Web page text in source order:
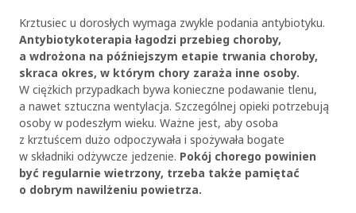
Krztusiec u dorosłych wymaga zwykle podania antybiotyku.
Antybiotykoterapia łagodzi przebieg choroby,
a wdrożona na późniejszym etapie trwania choroby,
skraca okres, w którym chory zaraża inne osoby.
W ciężkich przypadkach bywa konieczne podawanie tlenu,
a nawet sztuczna wentylacja. Szczególnej opieki potrzebują
osoby w podeszłym wieku. Ważne jest, aby osoba
z krztuścem dużo odpoczywała i spożywała bogate
w składniki odżywcze jedzenie. Pokój chorego powinien
być regularnie wietrzony, trzeba także pamiętać
o dobrym nawilżeniu powietrza.